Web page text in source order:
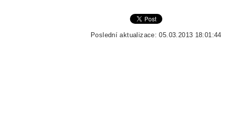
Poslední aktualizace: 05.03.2013 18:01:44